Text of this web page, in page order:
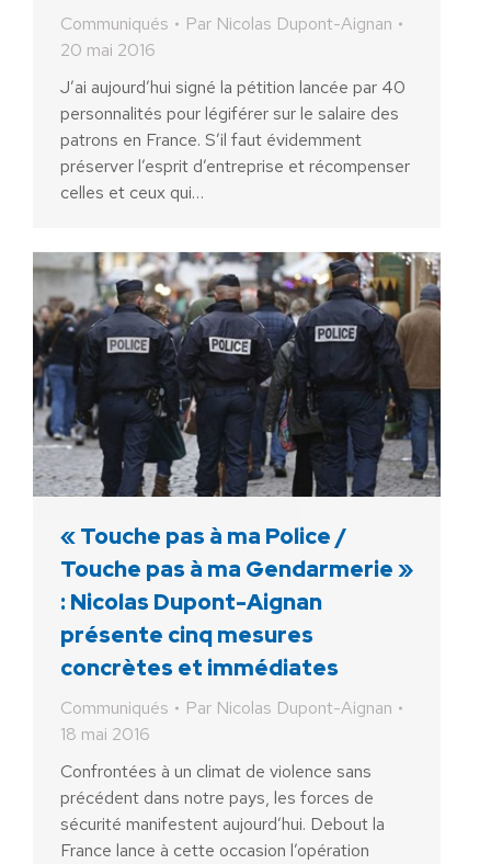
Communiqués Par Nicolas Dupont-Aignan
20 mai 2016
J’ai aujourd’hui signé la pétition lancée par 40
personnalités pour légiférer sur le salaire des
patrons en France. S’il faut évidemment
préserver l’esprit d’entreprise et récompenser
celles et ceux qui…
« Touche pas à ma Police /
Touche pas à ma Gendarmerie »
: Nicolas Dupont-Aignan
présente cinq mesures
concrètes et immédiates
Communiqués Par Nicolas Dupont-Aignan
18 mai 2016
Confrontées à un climat de violence sans
précédent dans notre pays, les forces de
sécurité manifestent aujourd’hui. Debout la
France lance à cette occasion l’opération